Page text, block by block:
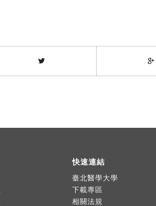
快速連結
臺北醫學大學
下載專區
相關法規